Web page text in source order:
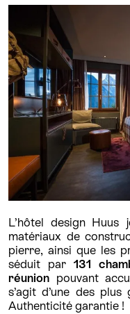
L’hôtel design
matériaux de
pierre, ainsi que les
séduit par 131
réunion pouvant
s’agit d’une des
Authenticité garantie !